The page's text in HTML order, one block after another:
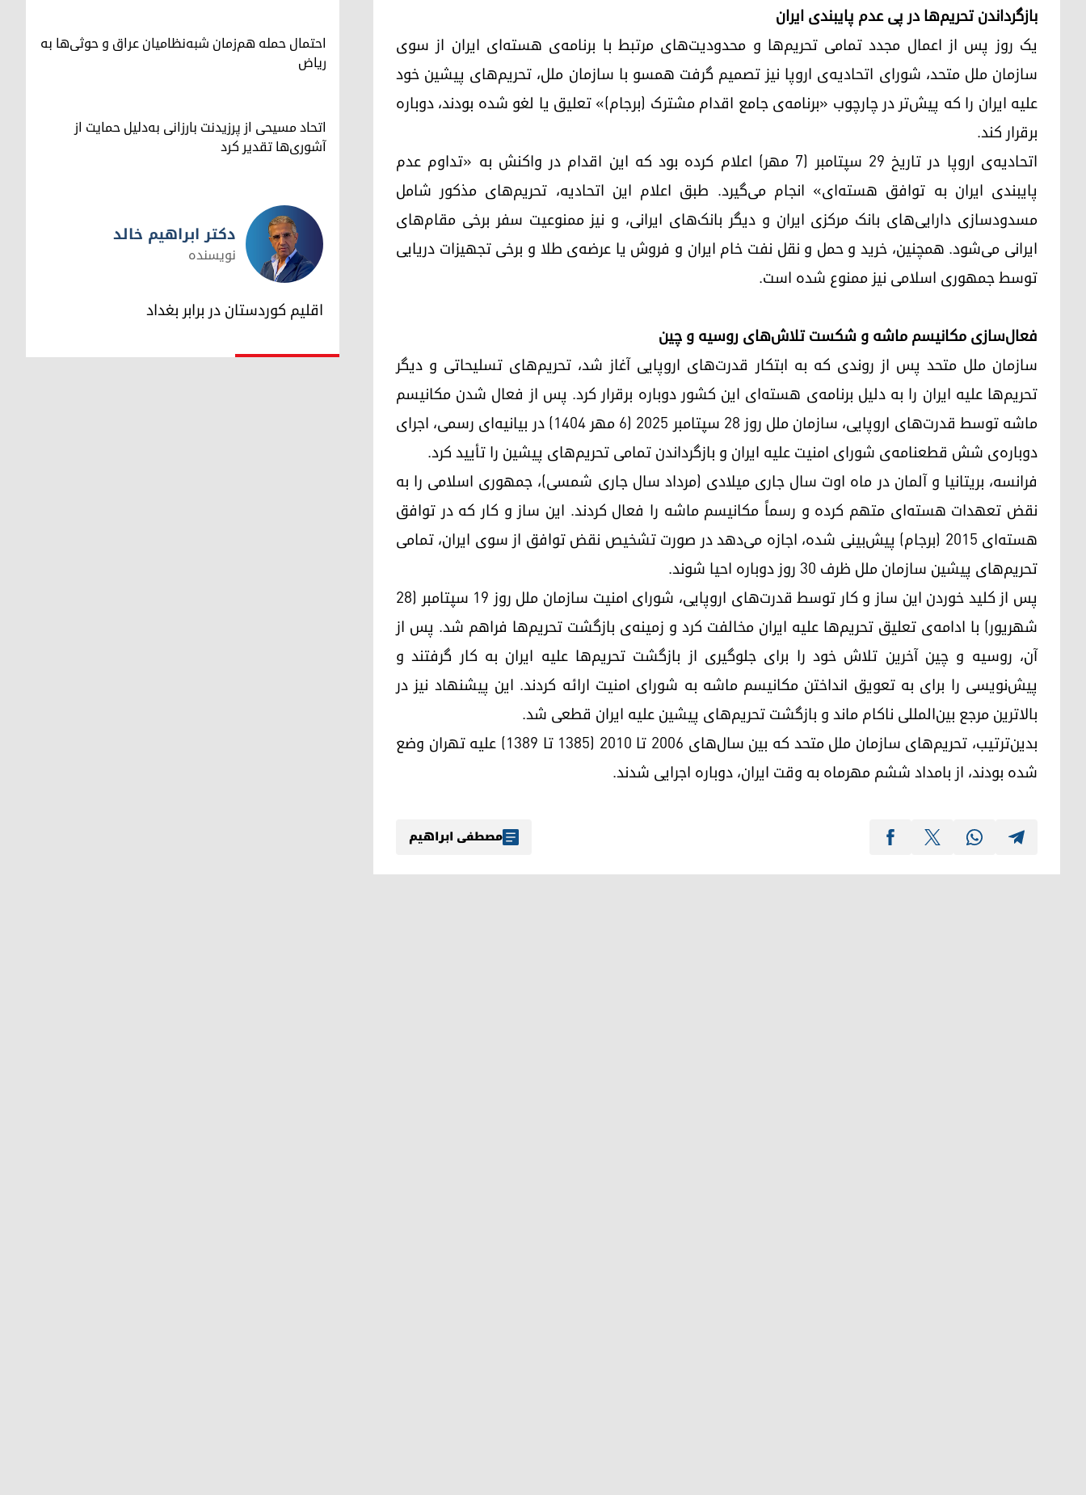
بازگرداندن تحریم‌ها در پی عدم پایبندی ایران
یک روز پس از اعمال مجدد تمامی تحریم‌ها و محدودیت‌های مرتبط با برنامه‌ی هسته‌ای ایران از سوی
سازمان ملل متحد، شورای اتحادیه‌ی اروپا نیز تصمیم گرفت همسو با سازمان ملل، تحریم‌های پیشین خود
علیه ایران را که پیش‌تر در چارچوب «برنامه‌ی جامع اقدام مشترک (برجام)» تعلیق یا لغو شده بودند، دوباره
برقرار کند.
اتحادیه‌ی اروپا در تاریخ ۲۹ سپتامبر (۷ مهر) اعلام کرده بود که این اقدام در واکنش به «تداوم عدم
پایبندی ایران به توافق هسته‌ای» انجام می‌گیرد. طبق اعلام این اتحادیه، تحریم‌های مذکور شامل
مسدودسازی دارایی‌های بانک مرکزی ایران و دیگر بانک‌های ایرانی، و نیز ممنوعیت سفر برخی مقام‌های
ایرانی می‌شود. همچنین، خرید و حمل و نقل نفت خام ایران و فروش یا عرضه‌ی طلا و برخی تجهیزات دریایی
توسط جمهوری اسلامی نیز ممنوع شده است.
فعال‌سازی مکانیسم ماشه و شکست تلاش‌های روسیه و چین
سازمان ملل متحد پس از روندی که به ابتکار قدرت‌های اروپایی آغاز شد، تحریم‌های تسلیحاتی و دیگر
تحریم‌ها علیه ایران را به دلیل برنامه‌ی هسته‌ای این کشور دوباره برقرار کرد. پس از فعال شدن مکانیسم
ماشه توسط قدرت‌های اروپایی، سازمان ملل روز ۲۸ سپتامبر ۲۰۲۵ (۶ مهر ۱۴۰۴) در بیانیه‌ای رسمی، اجرای
دوباره‌ی شش قطعنامه‌ی شورای امنیت علیه ایران و بازگرداندن تمامی تحریم‌های پیشین را تأیید کرد.
فرانسه، بریتانیا و آلمان در ماه اوت سال جاری میلادی (مرداد سال جاری شمسی)، جمهوری اسلامی را به
نقض تعهدات هسته‌ای متهم کرده و رسماً مکانیسم ماشه را فعال کردند. این ساز و کار که در توافق
هسته‌ای ۲۰۱۵ (برجام) پیش‌بینی شده، اجازه می‌دهد در صورت تشخیص نقض توافق از سوی ایران، تمامی
تحریم‌های پیشین سازمان ملل ظرف ۳۰ روز دوباره احیا شوند.
پس از کلید خوردن این ساز و کار توسط قدرت‌های اروپایی، شورای امنیت سازمان ملل روز ۱۹ سپتامبر (۲۸
شهریور) با ادامه‌ی تعلیق تحریم‌ها علیه ایران مخالفت کرد و زمینه‌ی بازگشت تحریم‌ها فراهم شد. پس از
آن، روسیه و چین آخرین تلاش خود را برای جلوگیری از بازگشت تحریم‌ها علیه ایران به کار گرفتند و
پیش‌نویسی را برای به تعویق انداختن مکانیسم ماشه به شورای امنیت ارائه کردند. این پیشنهاد نیز در
بالاترین مرجع بین‌المللی ناکام ماند و بازگشت تحریم‌های پیشین علیه ایران قطعی شد.
بدین‌ترتیب، تحریم‌های سازمان ملل متحد که بین سال‌های ۲۰۰۶ تا ۲۰۱۰ (۱۳۸۵ تا ۱۳۸۹) علیه تهران وضع
شده بودند، از بامداد ششم مهرماه به وقت ایران، دوباره اجرایی شدند.
مصطفی ابراهیم
احتمال حمله هم‌زمان شبه‌نظامیان عراق و حوثی‌ها به
ریاض
اتحاد مسیحی از پرزیدنت بارزانی به‌دلیل حمایت از
آشوری‌ها تقدیر کرد
دکتر ابراهیم خالد
دکتر ابراهیم خالد
نویسنده
اقلیم کوردستان در برابر بغداد